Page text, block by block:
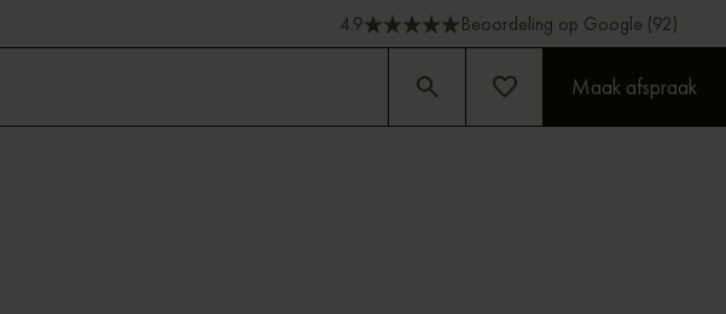
4.9 Beoordeling op Google (92)
Maak afspraak